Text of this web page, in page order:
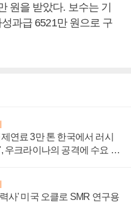
원을 받았다. 보수는 기
과급 6521만 원으로 구
연료 3만 톤 한국에서 러시
우크라이나의 공격에 수요 늘
사' 미국 오클로 SMR 연구용